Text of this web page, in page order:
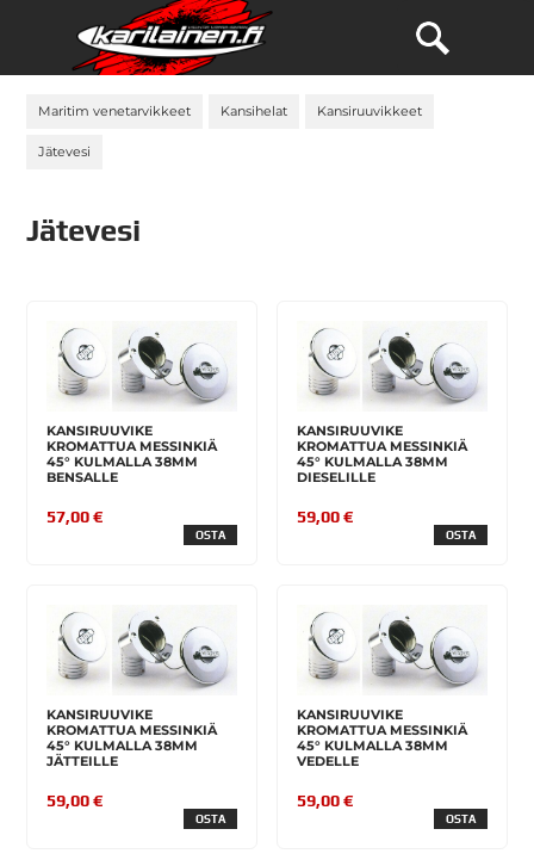
Maritim venetarvikkeet Kansihelat Kansiruuvikkeet
Jätevesi
Jätevesi
KANSIRUUVIKE
KROMATTUA MESSINKIÄ
45° KULMALLA 38MM
BENSALLE
57,00 €
OSTA
KANSIRUUVIKE
KROMATTUA MESSINKIÄ
45° KULMALLA 38MM
DIESELILLE
59,00 €
OSTA
KANSIRUUVIKE
KROMATTUA MESSINKIÄ
45° KULMALLA 38MM
JÄTTEILLE
59,00 €
OSTA
KANSIRUUVIKE
KROMATTUA MESSINKIÄ
45° KULMALLA 38MM
VEDELLE
59,00 €
OSTA